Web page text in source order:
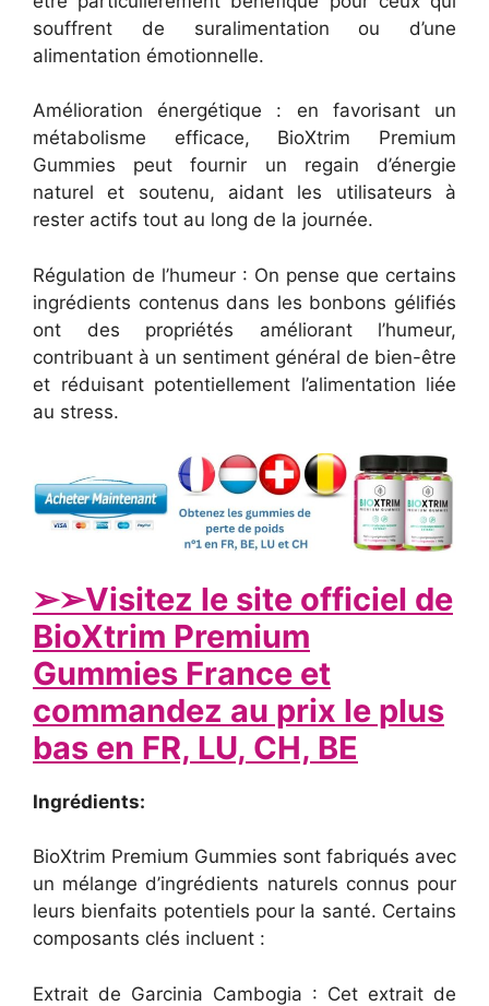
souffrent de suralimentation ou d’une
alimentation émotionnelle.
Amélioration énergétique : en favorisant un
métabolisme efficace, BioXtrim Premium
Gummies peut fournir un regain d’énergie
naturel et soutenu, aidant les utilisateurs à
rester actifs tout au long de la journée.
Régulation de l’humeur : On pense que certains
ingrédients contenus dans les bonbons gélifiés
ont des propriétés améliorant l’humeur,
contribuant à un sentiment général de bien-être
et réduisant potentiellement l’alimentation liée
au stress.
➢➢Visitez le site officiel de
BioXtrim Premium
Gummies France et
commandez au prix le plus
bas en FR, LU, CH, BE
Ingrédients:
BioXtrim Premium Gummies sont fabriqués avec
un mélange d’ingrédients naturels connus pour
leurs bienfaits potentiels pour la santé. Certains
composants clés incluent :
Extrait de Garcinia Cambogia : Cet extrait de